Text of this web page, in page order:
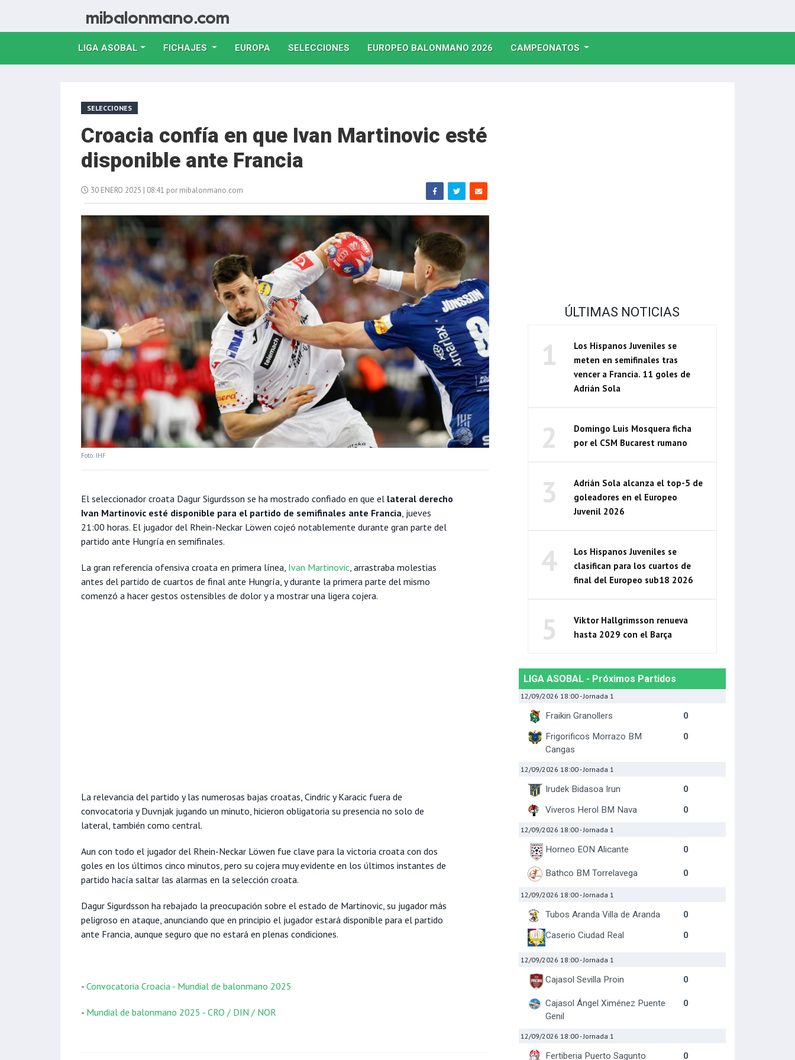
LIGA ASOBAL FICHAJES EUROPA(CURRENT)
SELECCIONES(CURRENT)
EUROPEO BALONMANO 2026(CURRENT)
CAMPEONATOS
SELECCIONES
Croacia confía en que Ivan Martinovic esté
disponible ante Francia
30 ENERO 2025 | 08:41 por mibalonmano.com
Foto: IHF
El seleccionador croata Dagur Sigurdsson se ha mostrado confiado en que el lateral derecho
Ivan Martinovic esté disponible para el partido de semifinales ante Francia, jueves
21:00 horas. El jugador del Rhein-Neckar Löwen cojeó notablemente durante gran parte del
partido ante Hungría en semifinales.
La gran referencia ofensiva croata en primera línea, Ivan Martinovic, arrastraba molestias
antes del partido de cuartos de final ante Hungría, y durante la primera parte del mismo
comenzó a hacer gestos ostensibles de dolor y a mostrar una ligera cojera.
La relevancia del partido y las numerosas bajas croatas, Cindric y Karacic fuera de
convocatoria y Duvnjak jugando un minuto, hicieron obligatoria su presencia no solo de
lateral, también como central.
Aun con todo el jugador del Rhein-Neckar Löwen fue clave para la victoria croata con dos
goles en los últimos cinco minutos, pero su cojera muy evidente en los últimos instantes de
partido hacía saltar las alarmas en la selección croata.
Dagur Sigurdsson ha rebajado la preocupación sobre el estado de Martinovic, su jugador más
peligroso en ataque, anunciando que en principio el jugador estará disponible para el partido
ante Francia, aunque seguro que no estará en plenas condiciones.
- Convocatoria Croacia - Mundial de balonmano 2025
- Mundial de balonmano 2025 - CRO / DIN / NOR
ÚLTIMAS NOTICIAS
1
Los Hispanos Juveniles se
meten en semifinales tras
vencer a Francia. 11 goles de
Adrián Sola
2
Domingo Luis Mosquera ficha
por el CSM Bucarest rumano
3
Adrián Sola alcanza el top-5 de
goleadores en el Europeo
Juvenil 2026
4
Los Hispanos Juveniles se
clasifican para los cuartos de
final del Europeo sub18 2026
5
Viktor Hallgrimsson renueva
hasta 2029 con el Barça
LIGA ASOBAL - Próximos Partidos
12/09/2026 18:00- Jornada 1
Fraikin Granollers
0
Frigorificos Morrazo BM
Cangas
0
12/09/2026 18:00- Jornada 1
Irudek Bidasoa Irun
0
Viveros Herol BM Nava
0
12/09/2026 18:00- Jornada 1
Horneo EON Alicante 0
Bathco BM Torrelavega 0
12/09/2026 18:00- Jornada 1
Tubos Aranda Villa de Aranda
0
Caserio Ciudad Real
0
12/09/2026 18:00- Jornada 1
Cajasol Sevilla Proin 0
Cajasol Ángel Ximénez Puente
Genil
0
12/09/2026 18:00- Jornada 1
Fertiberia Puerto Sagunto
0